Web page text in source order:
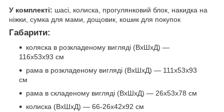
У комплекті: шасі, колиска, прогулянковий блок, накидка на
ніжки, сумка для мами, дощовик, кошик для покупок
Габарити:
коляска в розкладеному вигляді (ВхШхД) —
116х53х93 см
рама в розкладеному вигляді (ВхШхД) — 111х53х93
см
рама в складеному вигляді (ВхШхД) — 26х53х78 см
колиска (ВхШхД) — 66-26х42х92 см